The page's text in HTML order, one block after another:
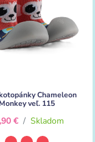
Chameleon
Monkey veľ. 115
€ / Skladom